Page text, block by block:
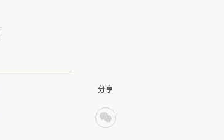
分享